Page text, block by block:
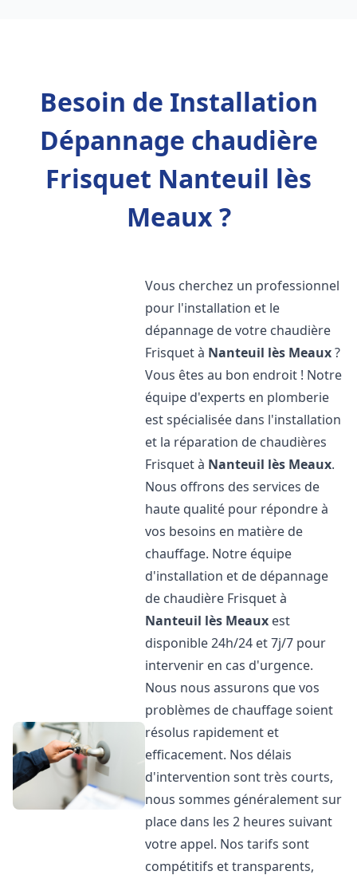
Besoin de Installation
Dépannage chaudière
Frisquet Nanteuil lès
Meaux ?
Vous cherchez un professionnel
pour l'installation et le
dépannage de votre chaudière
Frisquet à Nanteuil lès Meaux?
Vous êtes au bon endroit ! Notre
équipe d'experts en plomberie
est spécialisée dans l'installation
et la réparation de chaudières
Frisquet à Nanteuil lès Meaux.
Nous offrons des services de
haute qualité pour répondre à
vos besoins en matière de
chauffage. Notre équipe
d'installation et de dépannage
de chaudière Frisquet à
Nanteuil lès Meaux est
disponible 24h/24 et 7j/7 pour
intervenir en cas d'urgence.
Nous nous assurons que vos
problèmes de chauffage soient
résolus rapidement et
efficacement. Nos délais
d'intervention sont très courts,
nous sommes généralement sur
place dans les 2 heures suivant
votre appel. Nos tarifs sont
compétitifs et transparents,